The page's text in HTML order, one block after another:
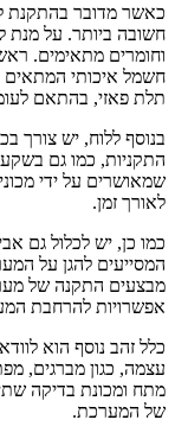
כאשר מדובר בהתקנת
חשובה ביותר. על מנת
וחומרים מתאימים.
חשמל איכותי המתאים
תלת פאזי, בהתאם
בנוסף ללוח, יש צורך
התקניות, כמו גם
שמאושרים על ידי
לאורך זמן.
כמו כן, יש לכלול גם
המסייעים להגן על
מבצעים התקנה של
אפשרויות להרחבת
כלל זהב נוסף הוא
עצמה, כגון מברגים,
מתח ומכונת בדיקה
של המערכת.